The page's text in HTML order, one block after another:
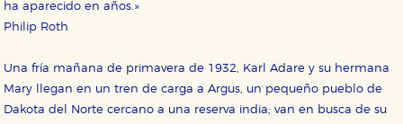
ha aparecido en años.»
Philip Roth
Una fría mañana de primavera de 1932, Karl Adare y su hermana
Mary llegan en un tren de carga a Argus, un pequeño pueblo de
Dakota del Norte cercano a una reserva india; van en busca de su